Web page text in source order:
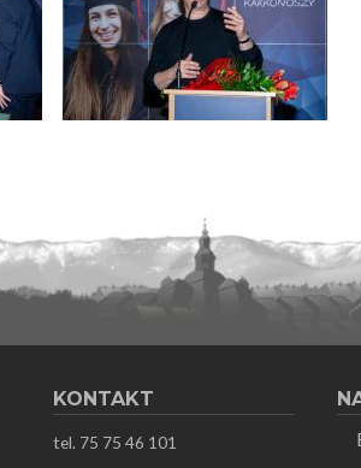
KONTAKT
tel. 75 75 46 101